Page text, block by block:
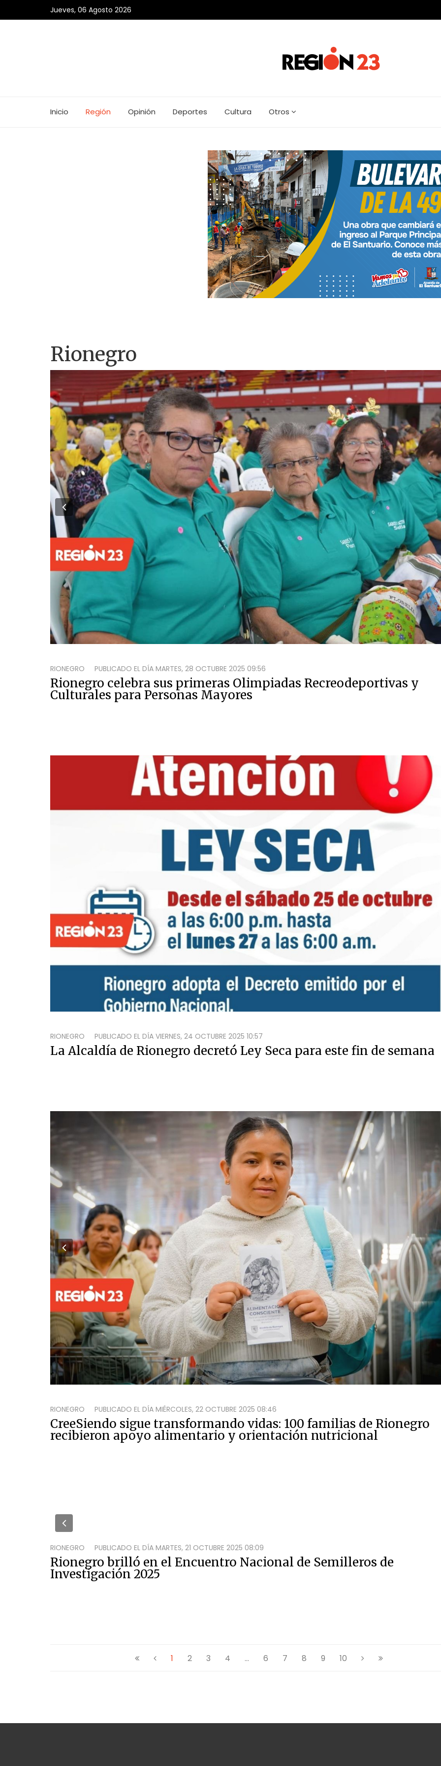
Jueves, 06 Agosto 2026
Inicio Región Opinión Deportes Cultura Otros
Rionegro
Previous
RIONEGRO PUBLICADO EL DÍA MARTES, 28 OCTUBRE 2025 09:56
Rionegro celebra sus primeras Olimpiadas Recreodeportivas y
Culturales para Personas Mayores
RIONEGRO PUBLICADO EL DÍA VIERNES, 24 OCTUBRE 2025 10:57
La Alcaldía de Rionegro decretó Ley Seca para este fin de semana
Previous
RIONEGRO PUBLICADO EL DÍA MIÉRCOLES, 22 OCTUBRE 2025 08:46
CreeSiendo sigue transformando vidas: 100 familias de Rionegro
recibieron apoyo alimentario y orientación nutricional
Previous
RIONEGRO PUBLICADO EL DÍA MARTES, 21 OCTUBRE 2025 08:09
Rionegro brilló en el Encuentro Nacional de Semilleros de
Investigación 2025
1 2 3 4 ... 6 7 8 9 10